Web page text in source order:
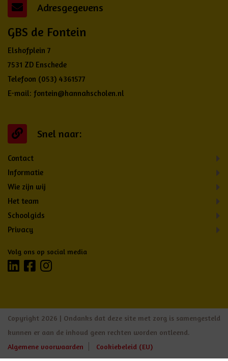
Adresgegevens
GBS de Fontein
Elshofplein 7
7531 ZD Enschede
Telefoon (053) 4361577
E-mail: fontein@hannahscholen.nl
Snel naar:
Contact
Informatie
Wie zijn wij
Het team
Schoolgids
Privacy
Volg ons op social media
Copyright 2026 | Ondanks dat deze site met zorg is samengesteld
kunnen er aan de inhoud geen rechten worden ontleend.
Algemene voorwaarden
Cookiebeleid (EU)